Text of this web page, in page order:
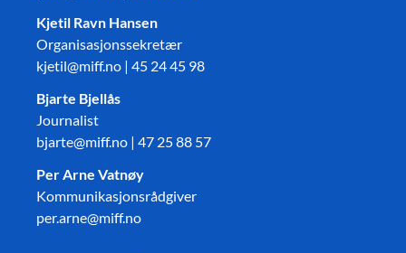
Kjetil Ravn Hansen
Organisasjonssekretær
kjetil@miff.no | 45 24 45 98
Bjarte Bjellås
Journalist
bjarte@miff.no | 47 25 88 57
Per Arne Vatnøy
Kommunikasjonsrådgiver
per.arne@miff.no